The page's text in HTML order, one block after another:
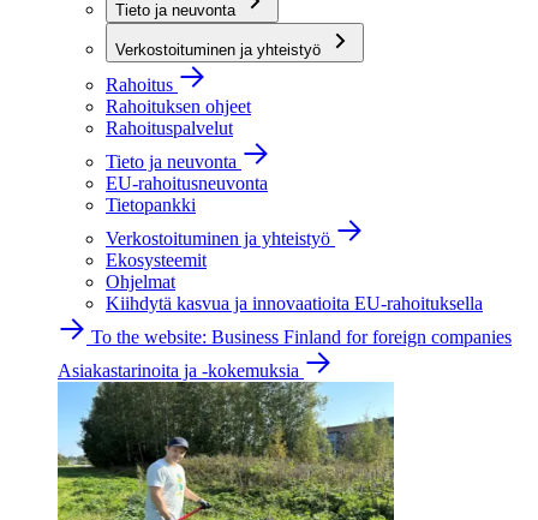
Tieto ja neuvonta
Verkostoituminen ja yhteistyö
Rahoitus
Rahoituksen ohjeet
Rahoituspalvelut
Tieto ja neuvonta
EU-rahoitusneuvonta
Tietopankki
Verkostoituminen ja yhteistyö
Ekosysteemit
Ohjelmat
Kiihdytä kasvua ja innovaatioita EU-rahoituksella
To the website: Business Finland for foreign companies
Asiakastarinoita ja -kokemuksia